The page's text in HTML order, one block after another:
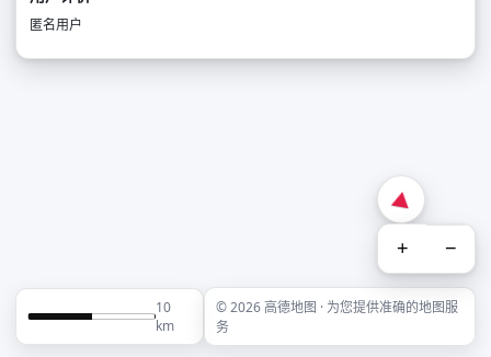
匿名用户
+ −
10
km
© 2026 高德地图 · 为您提供准确的地图服
务